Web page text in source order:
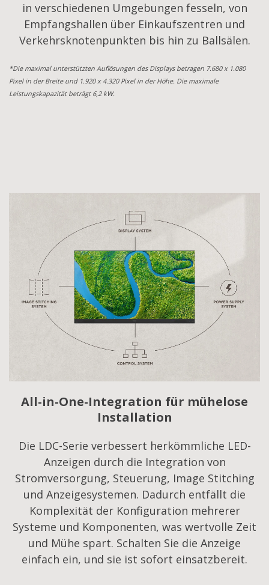
in verschiedenen Umgebungen fesseln, von
Empfangshallen über Einkaufszentren und
Verkehrsknotenpunkten bis hin zu Ballsälen.
*Die maximal unterstützten Auflösungen des Displays betragen 7.680 x 1.080
Pixel in der Breite und 1.920 x 4.320 Pixel in der Höhe. Die maximale
Leistungskapazität beträgt 6,2 kW.
All-in-One-Integration für mühelose
Installation
Die LDC-Serie verbessert herkömmliche LED-
Anzeigen durch die Integration von
Stromversorgung, Steuerung, Image Stitching
und Anzeigesystemen. Dadurch entfällt die
Komplexität der Konfiguration mehrerer
Systeme und Komponenten, was wertvolle Zeit
und Mühe spart. Schalten Sie die Anzeige
einfach ein, und sie ist sofort einsatzbereit.